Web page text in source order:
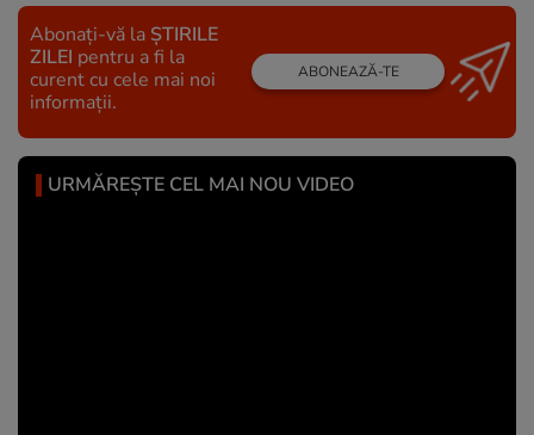
Abonați-vă la ȘTIRILE
ZILEI pentru a fi la
curent cu cele mai noi
informații.
ABONEAZĂ-TE
URMĂREȘTE CEL MAI NOU VIDEO